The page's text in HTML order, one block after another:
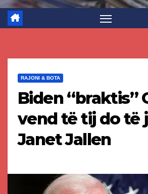
RAJONI & BOTA
Biden “braktis”
vend të tij do të
Janet Jallen